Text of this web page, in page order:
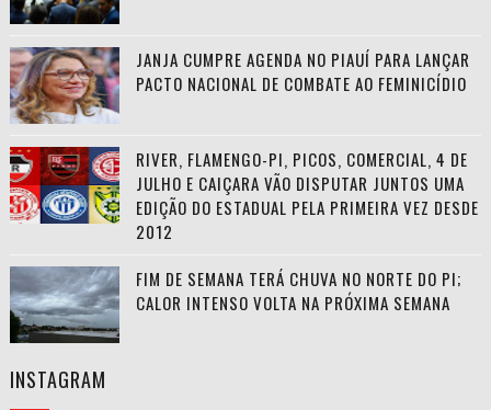
JANJA CUMPRE AGENDA NO PIAUÍ PARA LANÇAR
PACTO NACIONAL DE COMBATE AO FEMINICÍDIO
RIVER, FLAMENGO-PI, PICOS, COMERCIAL, 4 DE
JULHO E CAIÇARA VÃO DISPUTAR JUNTOS UMA
EDIÇÃO DO ESTADUAL PELA PRIMEIRA VEZ DESDE
2012
FIM DE SEMANA TERÁ CHUVA NO NORTE DO PI;
CALOR INTENSO VOLTA NA PRÓXIMA SEMANA
INSTAGRAM